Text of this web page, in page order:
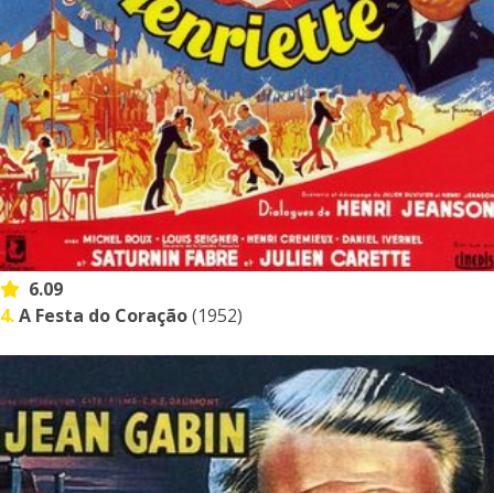
6.09
4.A Festa do Coração(1952)